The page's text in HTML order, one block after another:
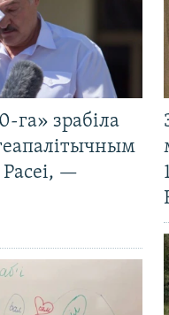
га» зрабіла
—